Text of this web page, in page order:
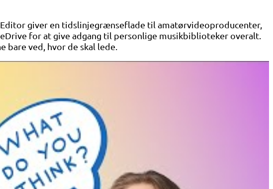
giver en tidslinjegrænseflade til amatørvideoproducenter,
for at give adgang til personlige musikbiblioteker overalt.
ved, hvor de skal lede.